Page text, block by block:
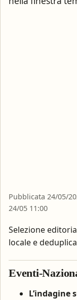
Pubblicata 24/05/
24/05 11:00
Selezione
locale e
Eventi-
L’indagine